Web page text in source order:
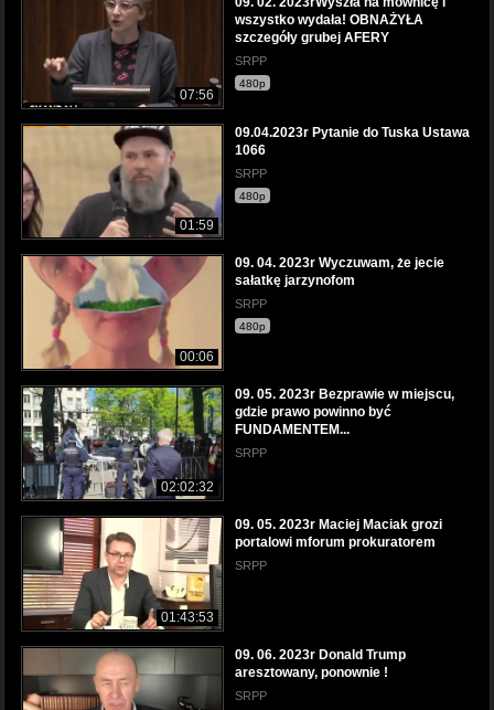
07:56
wszystko wydała! OBNAŻYŁA
szczegóły grubej AFERY
SRPP
480p
01:59
09.04.2023r Pytanie do Tuska Ustawa
1066
SRPP
480p
00:06
09. 04. 2023r Wyczuwam, że jecie
sałatkę jarzynofom
SRPP
480p
02:02:32
09. 05. 2023r Bezprawie w miejscu,
gdzie prawo powinno być
FUNDAMENTEM...
SRPP
01:43:53
09. 05. 2023r Maciej Maciak grozi
portalowi mforum prokuratorem
SRPP
09. 06. 2023r Donald Trump
aresztowany, ponownie !
SRPP